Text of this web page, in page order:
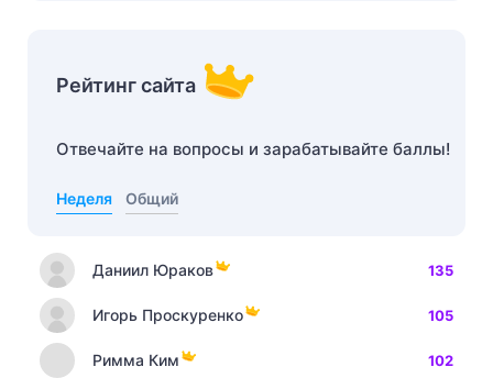
Рейтинг сайта
Отвечайте на вопросы и зарабатывайте баллы!
Неделя Общий
Даниил Юраков 135
Игорь Проскуренко 105
Римма Ким 102